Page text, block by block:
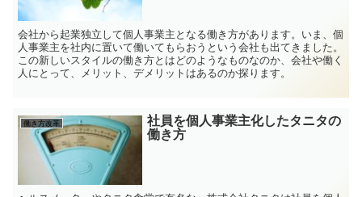
会社から起業独立して個人事業主となる働き方があります。いま、個
人事業主を社内に置いて働いてもらおうという会社も出てきました。
この新しいスタイルの働き方とはどのようなものなのか、会社や働く
人にとって、メリット、デメリットはあるのか探ります。
働き方改革 社員を個人事業主化したタニタの
働き方